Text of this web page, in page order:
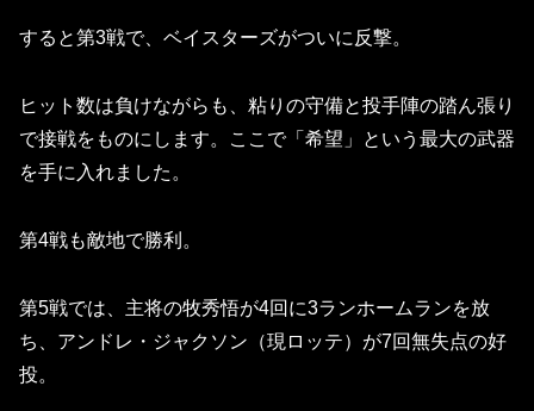
すると第3戦で、ベイスターズがついに反撃。
ヒット数は負けながらも、粘りの守備と投手陣の踏ん張り
で接戦をものにします。ここで「希望」という最大の武器
を手に入れました。
第4戦も敵地で勝利。
第5戦では、主将の牧秀悟が4回に3ランホームランを放
ち、アンドレ・ジャクソン（現ロッテ）が7回無失点の好
投。